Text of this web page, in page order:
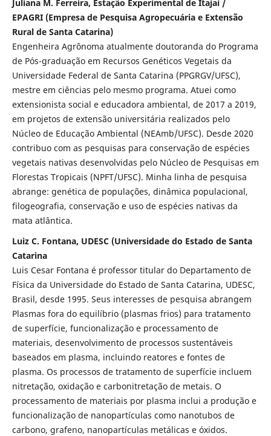
Juliana M. Ferreira, Estação Experimental de Itajaí /
EPAGRI (Empresa de Pesquisa Agropecuária e Extensão
Rural de Santa Catarina)
Engenheira Agrônoma atualmente doutoranda do Programa
de Pós-graduação em Recursos Genéticos Vegetais da
Universidade Federal de Santa Catarina (PPGRGV/UFSC),
mestre em ciências pelo mesmo programa. Atuei como
extensionista social e educadora ambiental, de 2017 a 2019,
em projetos de extensão universitária realizados pelo
Núcleo de Educação Ambiental (NEAmb/UFSC). Desde 2020
contribuo com as pesquisas para conservação de espécies
vegetais nativas desenvolvidas pelo Núcleo de Pesquisas em
Florestas Tropicais (NPFT/UFSC). Minha linha de pesquisa
abrange: genética de populações, dinâmica populacional,
filogeografia, conservação e uso de espécies nativas da
mata atlântica.
Luiz C. Fontana, UDESC (Universidade do Estado de Santa
Catarina
Luis Cesar Fontana é professor titular do Departamento de
Física da Universidade do Estado de Santa Catarina, UDESC,
Brasil, desde 1995. Seus interesses de pesquisa abrangem
Plasmas fora do equilíbrio (plasmas frios) para tratamento
de superfície, funcionalização e processamento de
materiais, desenvolvimento de processos sustentáveis
baseados em plasma, incluindo reatores e fontes de
plasma. Os processos de tratamento de superfície incluem
nitretação, oxidação e carbonitretação de metais. O
processamento de materiais por plasma inclui a produção e
funcionalização de nanopartículas como nanotubos de
carbono, grafeno, nanopartículas metálicas e óxidos.